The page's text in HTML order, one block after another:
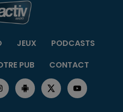
JEUX
PODCASTS
PUB CONTACT